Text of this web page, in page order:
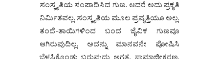
ಸಂಸ್ಕೃತಿಯ ಸಂಪಾದಿಸಿದ ಗುಣ. ಆದರೆ ಅದು ಪ್ರಕೃತಿ
ನಿರ್ಮಿತವಲ್ಲ. ಸಂಸ್ಕೃತಿಯ ಮೂಲ ಪ್ರವೃತ್ತಿಯೂ ಅಲ್ಲ.
ತಂದೆ-ತಾಯಿಗಳಿಂದ ಬಂದ ಜೈವಿಕ ಗುಣವೂ
ಆಗಿರುವುದಿಲ್ಲ. ಅದನ್ನು ಮಾನವನೇ ಪೋಷಿಸಿ